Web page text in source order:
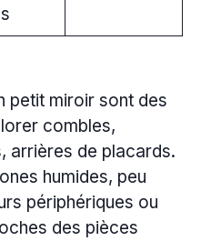
petit miroir sont des
combles,
arrières de placards.
humides, peu
périphériques ou
des pièces